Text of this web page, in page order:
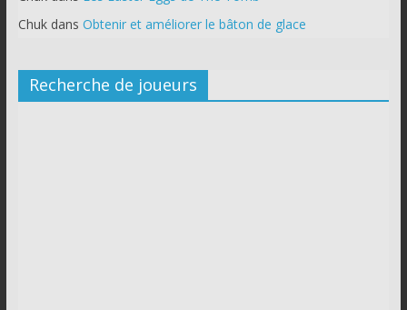
Chukdans Obtenir et améliorer le bâton de glace
Recherche de joueurs